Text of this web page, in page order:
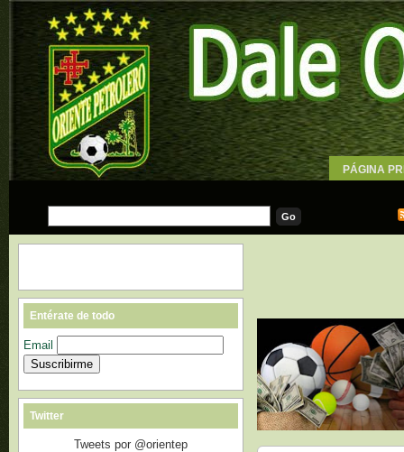
PÁGINA
Entérate de todo
Email
Twitter
Tweets por @orientep